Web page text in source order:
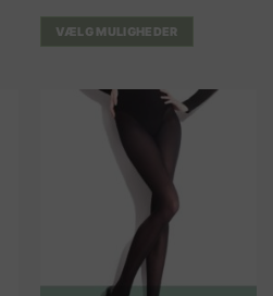
VÆLG MULIGHEDER
varianter.
Mulighederne
vælges